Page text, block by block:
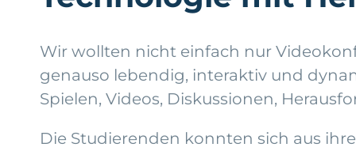
Wir wollten nicht einfach nur
genauso lebendig, interaktiv und
Spielen, Videos, Diskussionen,
Die Studierenden konnten sich aus